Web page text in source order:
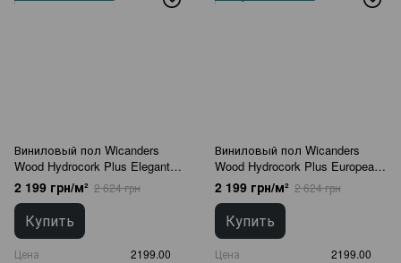
Виниловый пол Wicanders
Wood Hydrocork Plus Elegant
Oak B5R4002
2 199 грн/м² 2 624 грн
Купить
Цена
2199.00
Виниловый пол Wicanders
Wood Hydrocork Plus European
Oak B5Q2002
2 199 грн/м² 2 624 грн
Купить
Цена
2199.00